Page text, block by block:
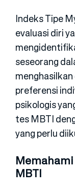
Indeks Tipe
evaluasi diri
seseorang
preferensi
psikologis
tes MBTI
yang perlu
MBTI